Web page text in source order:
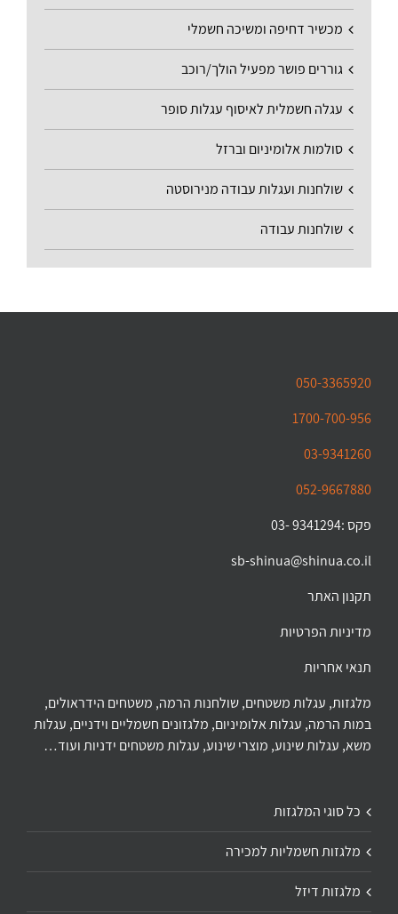
מכשיר דחיפה ומשיכה חשמלי
גוררים פושר מפעיל הולך/רוכב
עגלה חשמלית לאיסוף עגלות סופר
סולמות אלומיניום וברזל
שולחנות ועגלות עבודה מנירוסטה
שולחנות עבודה
050-3365920
1700-700-956
03-9341260
052-9667880
פקס :9341294 -03
sb-shinua@shinua.co.il
תקנון האתר
מדיניות הפרטיות
תנאי אחריות
מלגזות, עגלות משטחים, שולחנות הרמה, משטחים הידראולים,
במות הרמה, עגלות אלומיניום, מלגזונים חשמליים וידניים, עגלות
משא, עגלות שינוע, מוצרי שינוע, עגלות משטחים ידניות ועוד…
כל סוגי המלגזות
מלגזות חשמליות למכירה
מלגזות דיזל